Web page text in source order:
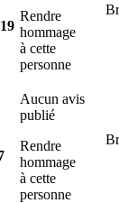
Rendre
hommage
à cette
personne
Aucun avis
publié
Rendre
hommage
à cette
personne